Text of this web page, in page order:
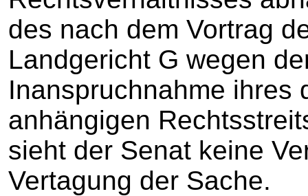
des nach dem Vortrag
Landgericht G wegen
Inanspruchnahme ihres
anhängigen
sieht der Senat keine
Vertagung der Sache.